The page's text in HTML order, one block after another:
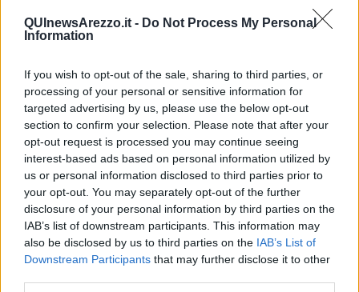
QUInewsArezzo.it - Do Not Process My Personal
Information
If you wish to opt-out of the sale, sharing to third parties, or
processing of your personal or sensitive information for
targeted advertising by us, please use the below opt-out
section to confirm your selection. Please note that after your
opt-out request is processed you may continue seeing
interest-based ads based on personal information utilized by
us or personal information disclosed to third parties prior to
your opt-out. You may separately opt-out of the further
disclosure of your personal information by third parties on the
IAB’s list of downstream participants. This information may
also be disclosed by us to third parties on the IAB’s List of
Downstream Participants that may further disclose it to other
Erodoto e Tucidide
Il padre della storia
L'evoluzione della specie
Il servizio
Riflessioni
L'Oscuro
Generazioni
Cristobal
Il paese dei balocchi
Ciò che resta
La balena
Vittorio
La bufera
Il mago, la pera e il Bar la Posta
Primavera
Elogio dell'ombra